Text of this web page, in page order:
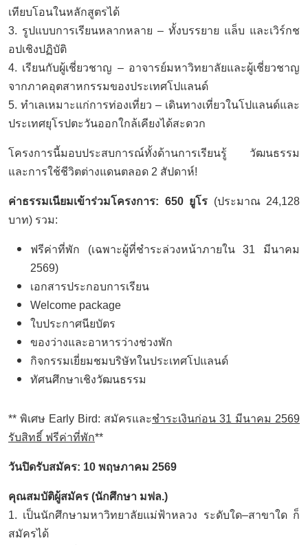
เทียบโอนในหลักสูตรได้
3. รูปแบบการเรียนหลากหลาย – ทั้งบรรยาย แล็บ และเวิร์กช
อปเชิงปฏิบัติ
4. เรียนกับผู้เชี่ยวชาญ – อาจารย์มหาวิทยาลัยและผู้เชี่ยวชาญ
จากภาคอุตสาหกรรมของประเทศโปแลนด์
5. ทำเลเหมาะแก่การท่องเที่ยว – เดินทางเที่ยวในโปแลนด์และ
ประเทศยุโรปตะวันออกใกล้เคียงได้สะดวก
โครงการนี้มอบประสบการณ์ทั้งด้านการเรียนรู้ วัฒนธรรม
และการใช้ชีวิตต่างแดนตลอด 2 สัปดาห์!
ค่าธรรมเนียมเข้าร่วมโครงการ: 650 ยูโร (ประมาณ 24,128
บาท) รวม:
ฟรีค่าที่พัก (เฉพาะผู้ที่ชำระล่วงหน้าภายใน 31 มีนาคม
2569)
เอกสารประกอบการเรียน
Welcome package
ใบประกาศนียบัตร
ของว่างและอาหารว่างช่วงพัก
กิจกรรมเยี่ยมชมบริษัทในประเทศโปแลนด์
ทัศนศึกษาเชิงวัฒนธรรม
** พิเศษ Early Bird: สมัครและชำระเงินก่อน 31 มีนาคม 2569
รับสิทธิ์ ฟรีค่าที่พัก**
วันปิดรับสมัคร: 10 พฤษภาคม 2569
คุณสมบัติผู้สมัคร (นักศึกษา มฟล.)
1. เป็นนักศึกษามหาวิทยาลัยแม่ฟ้าหลวง ระดับใด–สาขาใด ก็
สมัครได้